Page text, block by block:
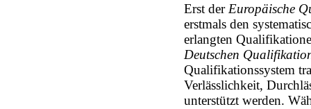
Erst der Europäische
erstmals den
erlangten
Deutschen
Qualifikationssystem
Verlässlichkeit,
unterstützt werden.